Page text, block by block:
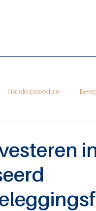
Fiscale procedure